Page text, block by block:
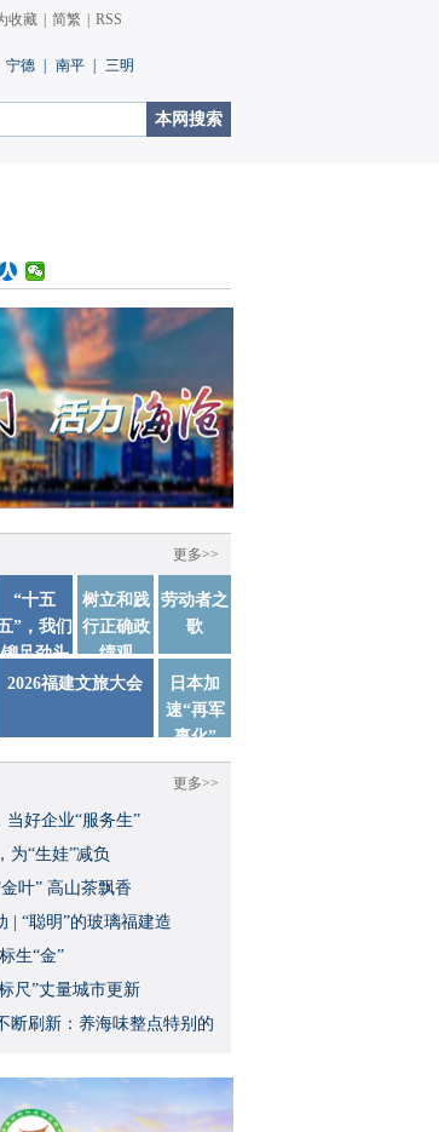
收藏 简繁 RSS
宁德 南平 三明
更多>>
“十五
”，我们
铆足劲头
踏实干
树立和践
行正确政
绩观
劳动者之
歌
2026福建文旅大会
日本加
速“再军
事化”
更多>>
好企业“服务生”
为“生娃”减负
叶” 高山茶飘香
| “聪明”的玻璃福建造
生“金”
尺”丈量城市更新
断刷新：养海味整点特别的